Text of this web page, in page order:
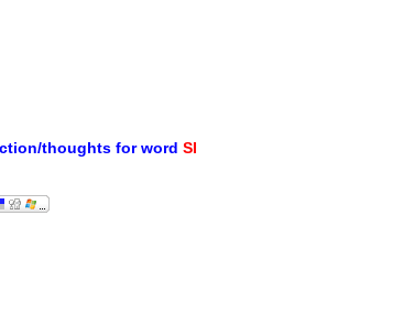
thoughts for word SI